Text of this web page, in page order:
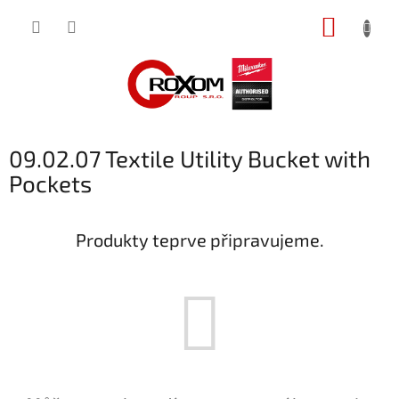
09.02.07 Textile Utility Bucket with
Pockets
Produkty teprve připravujeme.